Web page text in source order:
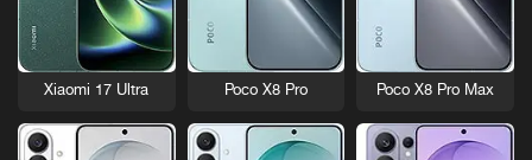
Poco X8 Pro Max
Poco X8 Pro
Xiaomi 17 Ultra